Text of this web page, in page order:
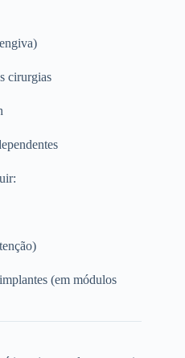
cirurgias
(em módulos